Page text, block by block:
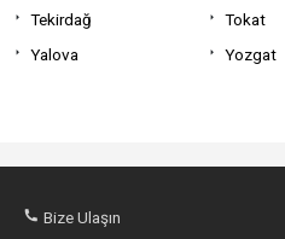
Tekirdağ
Tokat
Yalova
Yozgat
Bize Ulaşın